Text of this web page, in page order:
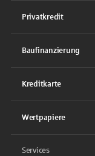
Privatkredit
Baufinanzierung
Kreditkarte
Wertpapiere
Services